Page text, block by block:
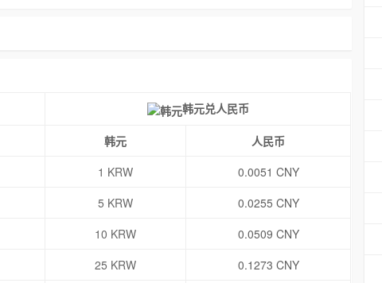
韩元兑人民币
韩元
人民币
1 KRW
0.0051 CNY
5 KRW
0.0255 CNY
10 KRW
0.0509 CNY
25 KRW
0.1273 CNY